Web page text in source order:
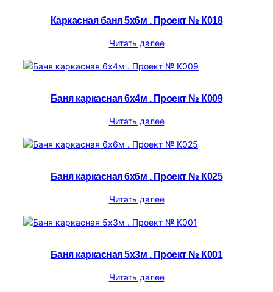
Каркасная баня 5х6м . Проект № К018
Читать далее
Баня каркасная 6х4м . Проект № К009
Читать далее
Баня каркасная 6х6м . Проект № К025
Читать далее
Баня каркасная 5х3м . Проект № К001
Читать далее